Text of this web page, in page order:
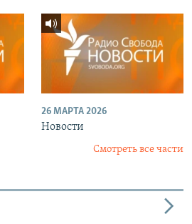
26 МАРТА 2026
Новости
Смотреть все части